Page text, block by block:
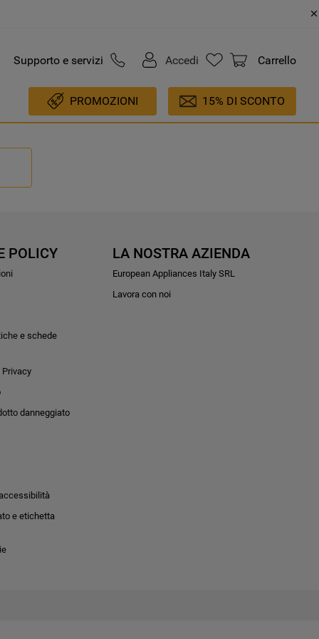
Supporto e servizi Accedi Carrello
PROMOZIONI 15% DI SCONTO
POLICY
e schede
danneggiato
e etichetta
LA NOSTRA AZIENDA
European Appliances Italy SRL
Lavora con noi